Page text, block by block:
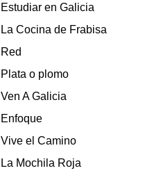
Estudiar en Galicia
La Cocina de Frabisa
Red
Plata o plomo
Ven A Galicia
Enfoque
Vive el Camino
La Mochila Roja